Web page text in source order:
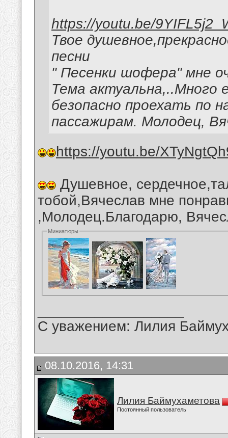
https://youtu.be/
Твое
песни
" Песенки шофера" мне
Тема
безопасно проехать по
пассажирам. Молодец,
https://youtu.be/
Душевное,
тобой,Вячеслав мне
,Молодец.Благодарю,
Миниатюры
С уважением: Лилия
08.10.2016, 14:31
Лилия Баймухаметова
Постоянный пользователь